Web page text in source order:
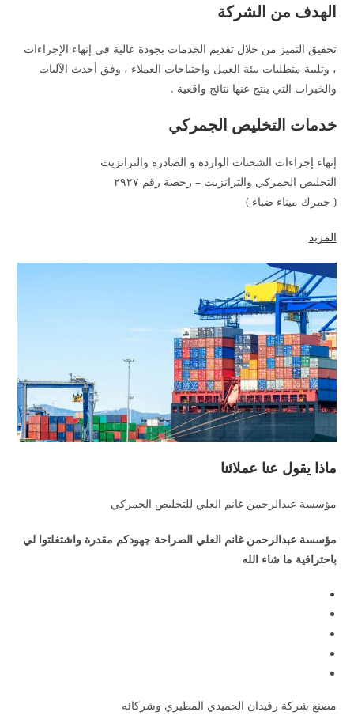
الهدف من الشركة
تحقيق التميز من خلال تقديم الخدمات بجودة عالية في إنهاء الإجراءات
، وتلبية متطلبات بيئة العمل واحتياجات العملاء ، وفق أحدث الآليات
والخبرات التي ينتج عنها نتائج واقعية .
خدمات التخليص الجمركي
إنهاء إجراءات الشحنات الواردة و الصادرة والترانزيت
التخليص الجمركي والترانزيت – رخصة رقم ٢٩٢٧
( جمرك ميناء ضباء )
المزيد
ماذا يقول عنا عملائنا
مؤسسة عبدالرحمن غانم العلي للتخليص الجمركي
مؤسسة عبدالرحمن غانم العلي الصراحة جهودكم مقدرة واشتغلتوا لي
باحترافية ما شاء الله
مصنع شركة رفيدان الحميدي المطيري وشركائه